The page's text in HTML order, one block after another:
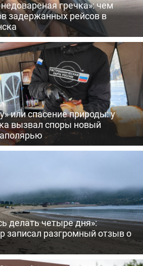
гречка»: чем
задержанных рейсов в
или спасение природы: у
вызвал споры новый
делать четыре дня»:
записал разгромный отзыв о